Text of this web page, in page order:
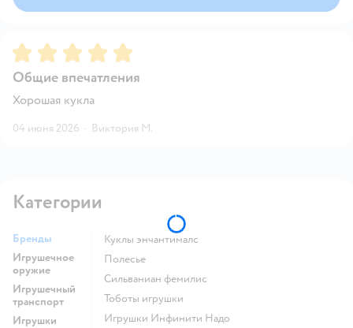
Рейтинг:5
Общие впечатления
Хорошая кукла
04 июня 2026 · Виктория М.
Категории
Бренды
Игрушечное
оружие
Игрушечный
транспорт
Игрушки
Куклы энчантималс
Полесье
Сильваниан фемилис
Тоботы игрушки
Игрушки Инфинити Надо